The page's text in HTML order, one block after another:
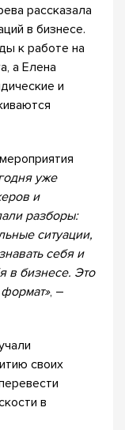
рассказала
в бизнесе.
к работе на
а Елена
и
уже
и
разборы:
ситуации,
себя и
в бизнесе. Это
, –
своих
в